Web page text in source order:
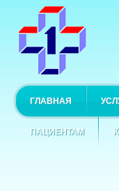
ГЛАВНАЯ
ПАЦИЕНТАМ